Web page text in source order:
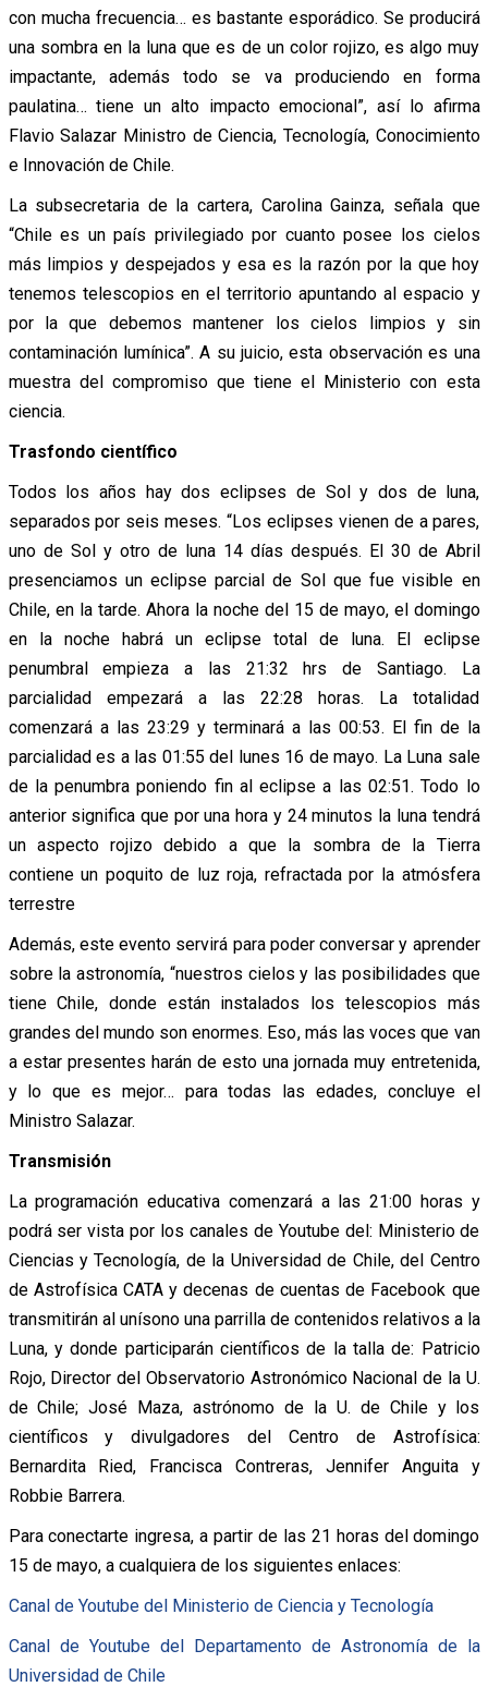
con mucha frecuencia… es bastante esporádico. Se producirá
una sombra en la luna que es de un color rojizo, es algo muy
impactante, además todo se va produciendo en forma
paulatina… tiene un alto impacto emocional”, así lo afirma
Flavio Salazar Ministro de Ciencia, Tecnología, Conocimiento
e Innovación de Chile.
La subsecretaria de la cartera, Carolina Gainza, señala que
“Chile es un país privilegiado por cuanto posee los cielos
más limpios y despejados y esa es la razón por la que hoy
tenemos telescopios en el territorio apuntando al espacio y
por la que debemos mantener los cielos limpios y sin
contaminación lumínica”. A su juicio, esta observación es una
muestra del compromiso que tiene el Ministerio con esta
ciencia.
Trasfondo científico
Todos los años hay dos eclipses de Sol y dos de luna,
separados por seis meses. “Los eclipses vienen de a pares,
uno de Sol y otro de luna 14 días después. El 30 de Abril
presenciamos un eclipse parcial de Sol que fue visible en
Chile, en la tarde. Ahora la noche del 15 de mayo, el domingo
en la noche habrá un eclipse total de luna. El eclipse
penumbral empieza a las 21:32 hrs de Santiago. La
parcialidad empezará a las 22:28 horas. La totalidad
comenzará a las 23:29 y terminará a las 00:53. El fin de la
parcialidad es a las 01:55 del lunes 16 de mayo. La Luna sale
de la penumbra poniendo fin al eclipse a las 02:51. Todo lo
anterior significa que por una hora y 24 minutos la luna tendrá
un aspecto rojizo debido a que la sombra de la Tierra
contiene un poquito de luz roja, refractada por la atmósfera
terrestre
Además, este evento servirá para poder conversar y aprender
sobre la astronomía, “nuestros cielos y las posibilidades que
tiene Chile, donde están instalados los telescopios más
grandes del mundo son enormes. Eso, más las voces que van
a estar presentes harán de esto una jornada muy entretenida,
y lo que es mejor… para todas las edades, concluye el
Ministro Salazar.
Transmisión
La programación educativa comenzará a las 21:00 horas y
podrá ser vista por los canales de Youtube del: Ministerio de
Ciencias y Tecnología, de la Universidad de Chile, del Centro
de Astrofísica CATA y decenas de cuentas de Facebook que
transmitirán al unísono una parrilla de contenidos relativos a la
Luna, y donde participarán científicos de la talla de: Patricio
Rojo, Director del Observatorio Astronómico Nacional de la U.
de Chile; José Maza, astrónomo de la U. de Chile y los
científicos y divulgadores del Centro de Astrofísica:
Bernardita Ried, Francisca Contreras, Jennifer Anguita y
Robbie Barrera.
Para conectarte ingresa, a partir de las 21 horas del domingo
15 de mayo, a cualquiera de los siguientes enlaces:
Canal de Youtube del Ministerio de Ciencia y Tecnología
Canal de Youtube del Departamento de Astronomía de la
Universidad de Chile